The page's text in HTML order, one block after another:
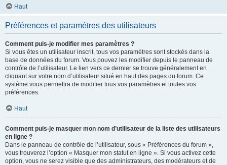
Haut
Préférences et paramètres des utilisateurs
Comment puis-je modifier mes paramètres ?
Si vous êtes un utilisateur inscrit, tous vos paramètres sont stockés dans la
base de données du forum. Vous pouvez les modifier depuis le panneau de
contrôle de l’utilisateur. Le lien vers ce dernier se trouve généralement en
cliquant sur votre nom d’utilisateur situé en haut des pages du forum. Ce
système vous permettra de modifier tous vos paramètres et toutes vos
préférences.
Haut
Comment puis-je masquer mon nom d’utilisateur de la liste des utilisateurs
en ligne ?
Dans le panneau de contrôle de l’utilisateur, sous « Préférences du forum »,
vous trouverez l’option « Masquer mon statut en ligne ». Si vous activez cette
option, vous ne serez visible que des administrateurs, des modérateurs et de